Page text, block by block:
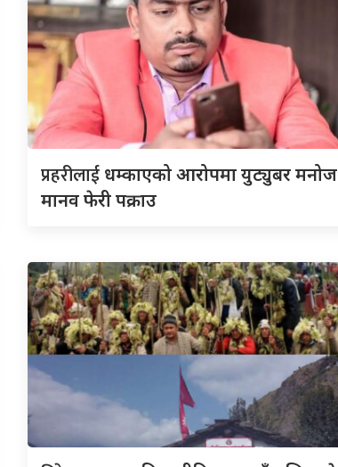
प्रहरीलाई धम्काएको आरोपमा युट्युबर मनोज
मानव फेरी पक्राउ